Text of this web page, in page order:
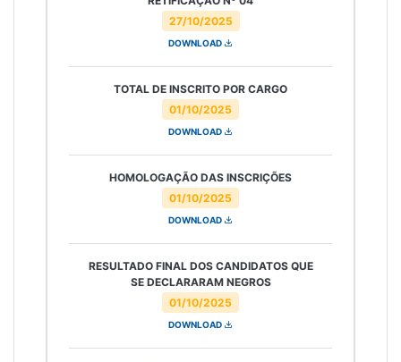
27/10/2025
DOWNLOAD
01/10/2025
TOTAL DE INSCRITO POR CARGO
DOWNLOAD
01/10/2025
HOMOLOGAÇÃO DAS INSCRIÇÕES
DOWNLOAD
01/10/2025
RESULTADO FINAL DOS CANDIDATOS QUE
SE DECLARARAM NEGROS
DOWNLOAD